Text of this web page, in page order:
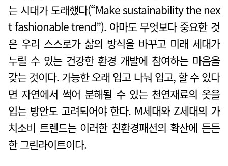
는 시대가 도래했다(“Make sustainability the nex
t fashionable trend”). 아마도 무엇보다 중요한 것
은 우리 스스로가 삶의 방식을 바꾸고 미래 세대가
누릴 수 있는 건강한 환경 개발에 참여하는 마음을
갖는 것이다. 가능한 오래 입고 나눠 입고, 할 수 있다
면 자연에서 썩어 분해될 수 있는 천연재료의 옷을
입는 방안도 고려되어야 한다. M세대와 Z세대의 가
치소비 트렌드는 이러한 친환경패션의 확산에 든든
한 그린라이트이다.